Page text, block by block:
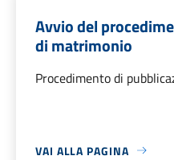
Avvio del
di matrimonio
Procedimento di
VAI ALLA PAGINA